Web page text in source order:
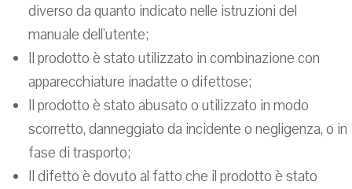
diverso da quanto indicato nelle istruzioni del
manuale dell'utente;
Il prodotto è stato utilizzato in combinazione con
apparecchiature inadatte o difettose;
Il prodotto è stato abusato o utilizzato in modo
scorretto, danneggiato da incidente o negligenza, o in
fase di trasporto;
Il difetto è dovuto al fatto che il prodotto è stato